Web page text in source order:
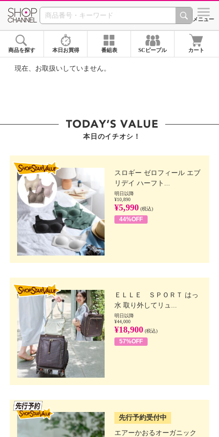
SHOP CHANNEL ショッ
メニュー
商品を探す 本日お買得 番組表 SCピープル カート
現在、お取扱いしていません。
本日のイチオシ！
スロギー ゼロフィール エブ
リデイ ハーフト...
明日以降
¥10,890
¥5,990 (税込)
44%OFF
ＥＬＬＥ ＳＰＯＲＴ はっ
水 取り外してリュ...
明日以降
¥44,000
¥18,900 (税込)
57%OFF
先行予約受付中
エアーかおるオーガニック